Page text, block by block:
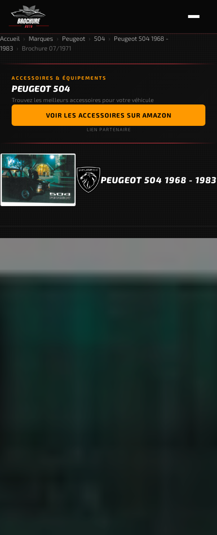
Accueil › Marques › Peugeot › 504 › Peugeot 504 1968 -
1983 › Brochure 07/1971
ACCESSOIRES & ÉQUIPEMENTS
PEUGEOT 504
Trouvez les meilleurs accessoires pour votre véhicule
VOIR LES ACCESSOIRES SUR AMAZON
LIEN PARTENAIRE
PEUGEOT 504 1968 - 1983